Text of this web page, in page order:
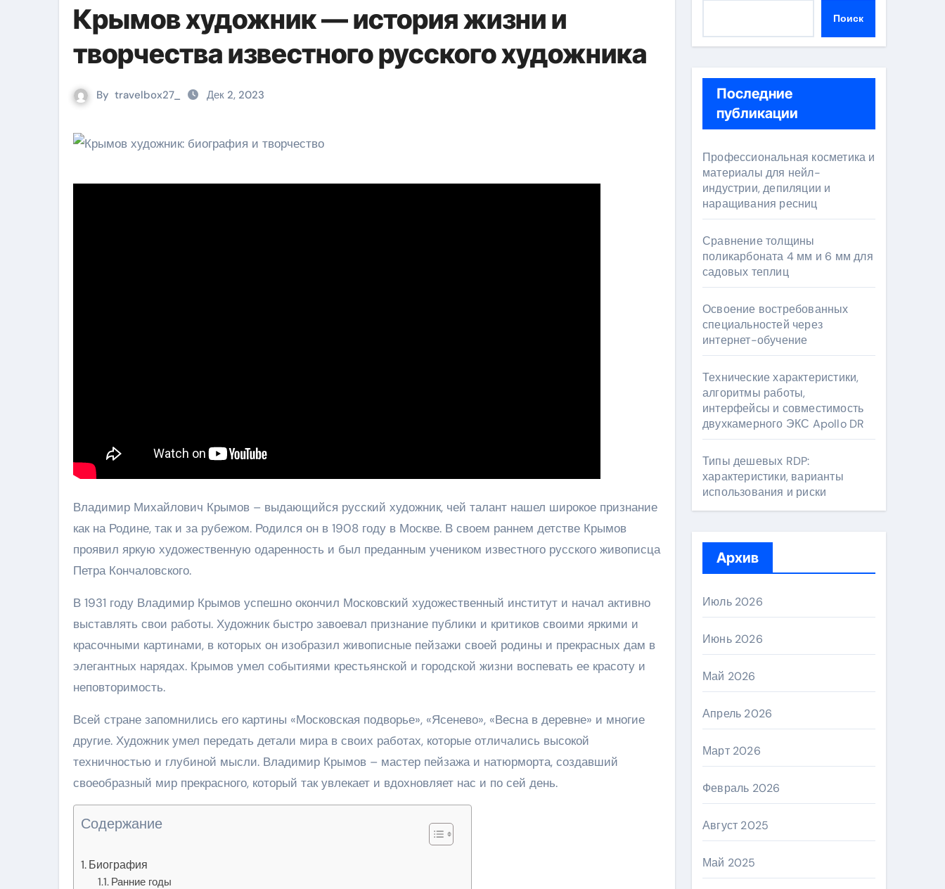
Крымов художник — история жизни и
творчества известного русского художника
By travelbox27_ Дек 2, 2023
Владимир Михайлович Крымов – выдающийся русский художник, чей талант нашел широкое признание
как на Родине, так и за рубежом. Родился он в 1908 году в Москве. В своем раннем детстве Крымов
проявил яркую художественную одаренность и был преданным учеником известного русского живописца
Петра Кончаловского.
В 1931 году Владимир Крымов успешно окончил Московский художественный институт и начал активно
выставлять свои работы. Художник быстро завоевал признание публики и критиков своими яркими и
красочными картинами, в которых он изобразил живописные пейзажи своей родины и прекрасных дам в
элегантных нарядах. Крымов умел событиями крестьянской и городской жизни воспевать ее красоту и
неповторимость.
Всей стране запомнились его картины «Московская подворье», «Ясенево», «Весна в деревне» и многие
другие. Художник умел передать детали мира в своих работах, которые отличались высокой
техничностью и глубиной мысли. Владимир Крымов – мастер пейзажа и натюрморта, создавший
своеобразный мир прекрасного, который так увлекает и вдохновляет нас и по сей день.
Содержание
Биография
Ранние годы
Поиск
Последние
публикации
Профессиональная косметика и
материалы для нейл-
индустрии, депиляции и
наращивания ресниц
Сравнение толщины
поликарбоната 4 мм и 6 мм для
садовых теплиц
Освоение востребованных
специальностей через
интернет-обучение
Технические характеристики,
алгоритмы работы,
интерфейсы и совместимость
двухкамерного ЭКС Apollo DR
Типы дешевых RDP:
характеристики, варианты
использования и риски
Архив
Июль 2026
Июнь 2026
Май 2026
Апрель 2026
Март 2026
Февраль 2026
Август 2025
Май 2025